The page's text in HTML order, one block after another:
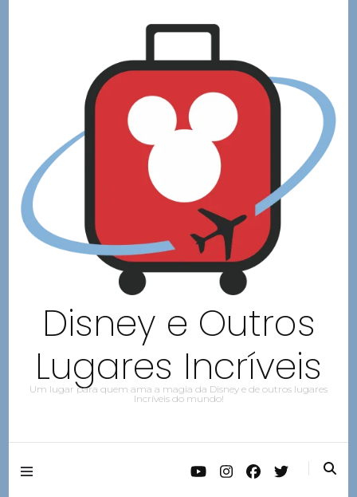
Disney e Outros
Lugares Incríveis
Um lugar para quem ama a magia da Disney e de outros lugares
Incríveis do mundo!